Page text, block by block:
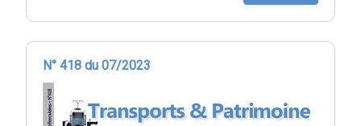
N° 418 du 07/2023